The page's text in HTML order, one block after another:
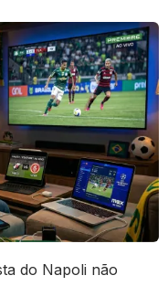
do Napoli não